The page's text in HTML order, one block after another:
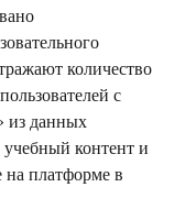
количество
с
из данных
контент и
на платформе в